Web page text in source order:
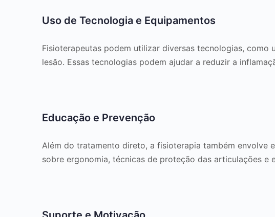
Uso de Tecnologia e Equipamentos
Fisioterapeutas podem utilizar diversas tecnologias,
lesão. Essas tecnologias podem ajudar a reduzir a
Educação e Prevenção
Além do tratamento direto, a fisioterapia também envolve
sobre ergonomia, técnicas de proteção das articulações